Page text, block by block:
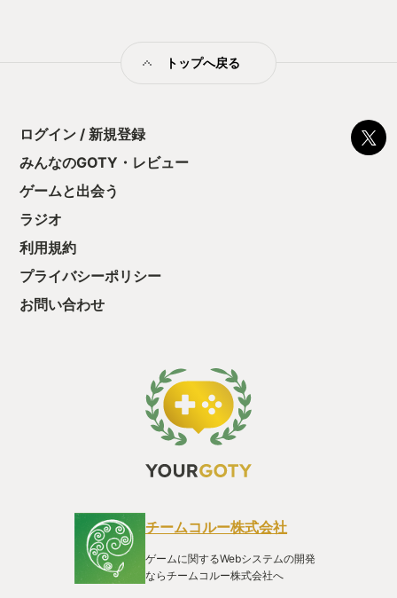
いたのですが、ホグワーツレガシーは ちょっと違うかもしれま
なんでかってーと、寄り道の作業感がホグワーツレガシーのほ
うが 高いからと考察しました。 ホグワーツレガシーあるあるで
すが、目的地に向かうまでに、 洞窟みつけたり、試練をみつけ
す。 この辺はティアキンと同様なのですが、祠ほどの独創性が
け作業感が出てしまう 気がしました。 じゃあやっぱり
yourGOTY、ティアキンじゃねーの！？ってなりますが、 一つ
すが、皆さんは派生世界とか同じ世界観の 別地方や別時代のゲ
ームって好きですか？ ４回目の干支を迎えたオールドオタクの
私は、とても好きです。 若かりしオタク期にD&DとAD&Dが同
ションという形でアイスエイジや ヴィジョンズとして拡張され
ていったりにいちいちワクワク。 聴けばバルダーズ・ゲートも
AD&Dから生まれたっていうじゃない！？ 他にも他にも、フォ
ーセリアとかどうですか？ 「ロードス島戦記」を読んでパーン
の冒険に熱くなった後、ロードス島の あるこの世界はフォーセ
リアっていうんだー！ それがソードワールド！？ワクワク！！
そして神獣の治める南部の大陸「クリスタニア」この広がり、
るコンピュータゲームの世界は、この世界の 拡張がマシンパワ
ーの向上ともに作を重ねるごとにパワーアップして 描かれま
す！ゲーム好きでよかったよね俺たち！！ ジ・エルダー・スク
ロールズを知る人がスカイリムを遊んだ時のあの気持ち。 フォ
ールアウト3で荒廃したワシントンDCを経験し、ベガスへ、そ
しかったです。主人公がメインに過ごすホグワーツ城はこれで
見た場所をそのまま冒険出来るのもとても楽しい要素でした。
りました。冒険を進めると、当然戦闘も起こるのですが、これ
がまたとても楽しいです。雑に適当に戦っていてもカッコよ
く、ゲームでお馴染みの炎や氷の魔法はもちろん、映画にも登
場した、杖を弾く魔法や相手を浮かせる魔法など戦ってる最中
要素として、映画でも最もインパクトのあった相手即死させる
りこの中に悪い人の言い方があり、許されざる呪文などを使っ
た意図的な悪役ムーブも演じられるのもこのゲームの面白いと
ころです。 最後になりますが、ハリーポッターの映画を見た
トップへ戻る
ログイン / 新規登録
みんなのGOTY・レビュー
ゲームと出会う
ラジオ
利用規約
プライバシーポリシー
お問い合わせ
チームコルー株式会社
ゲームに関するWebシステムの開発
ならチームコルー株式会社へ